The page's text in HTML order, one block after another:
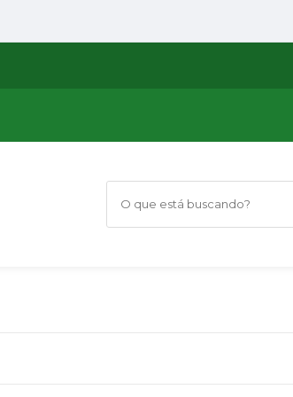
O que está buscando?